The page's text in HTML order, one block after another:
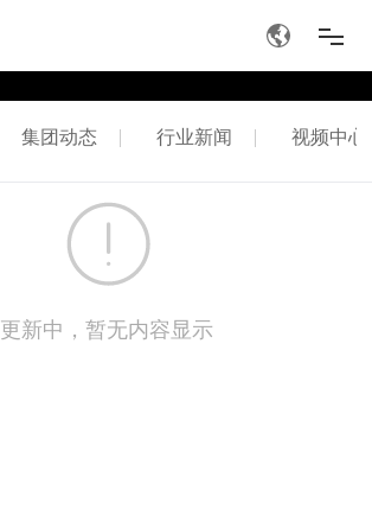
集团动态 行业新闻 视频中心
更新中，暂无内容显示